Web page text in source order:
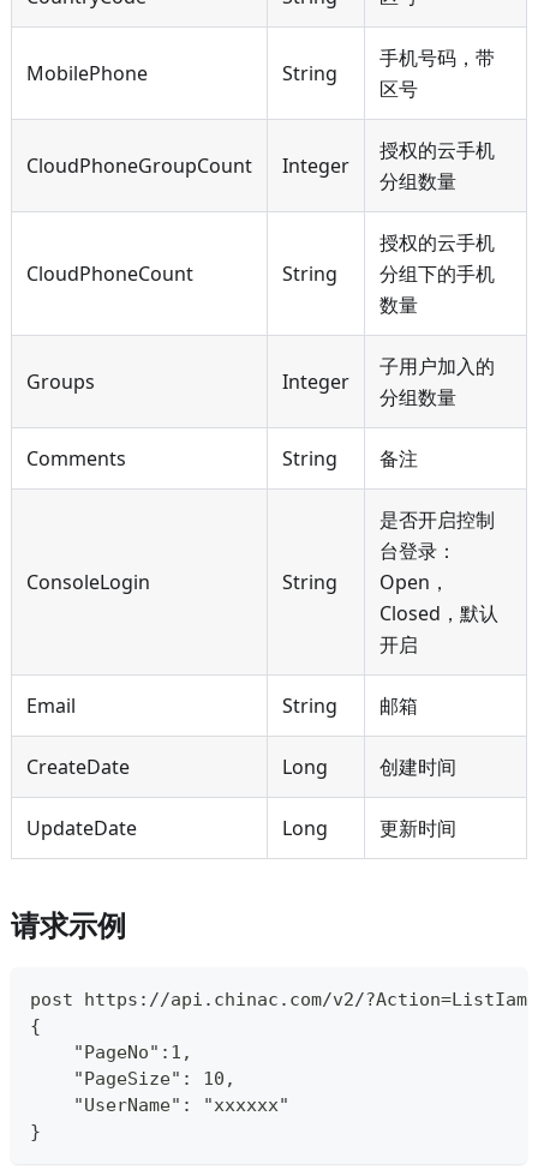
MobilePhone String
手机号码，带
区号
CloudPhoneGroupCount Integer
授权的云手机
分组数量
CloudPhoneCount String
授权的云手机
分组下的手机
数量
Groups Integer
子用户加入的
分组数量
Comments String 备注
ConsoleLogin String
是否开启控制
台登录：
Open，
Closed，默认
开启
Email String 邮箱
CreateDate Long 创建时间
UpdateDate Long 更新时间
请求示例
post https://api.chinac.com/v2/
{
    "PageNo":1,
    "PageSize": 10,
    "UserName": "xxxxxx"
}